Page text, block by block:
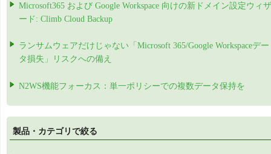
Microsoft365 および Google Workspace 向けの新ドメイン設定ウィザ
ード: Climb Cloud Backup
ランサムウェアだけじゃない「Microsoft 365/Google Workspaceデー
タ損失」リスクへの備え
N2WS機能フォーカス：単一ポリシーでの複数データ保持を
製品・カテゴリで絞る